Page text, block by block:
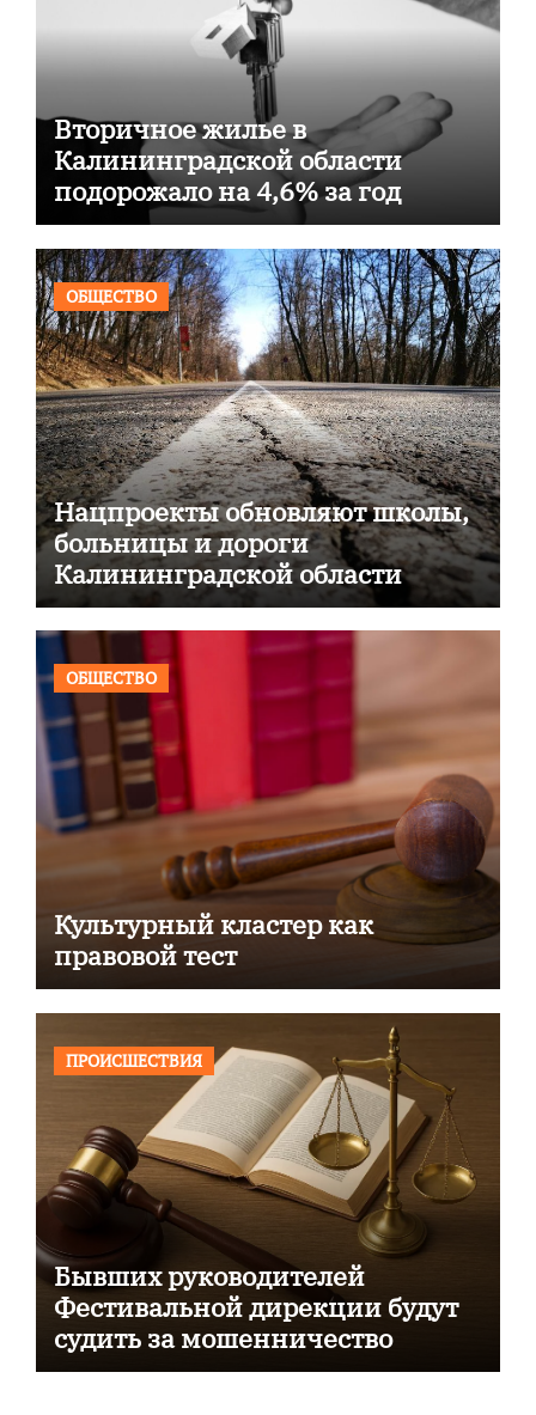
Вторичное жилье в
Калининградской области
подорожало на 4,6% за год
ОБЩЕСТВО
Нацпроекты обновляют школы,
больницы и дороги
Калининградской области
ОБЩЕСТВО
Культурный кластер как
правовой тест
ПРОИСШЕСТВИЯ
Бывших руководителей
Фестивальной дирекции будут
судить за мошенничество